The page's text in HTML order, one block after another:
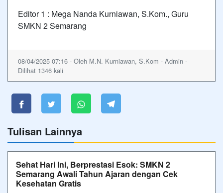
Editor 1 : Mega Nanda Kurniawan, S.Kom., Guru
SMKN 2 Semarang
08/04/2025 07:16 - Oleh M.N. Kurniawan, S.Kom - Admin -
Dilihat 1346 kali
Tulisan Lainnya
Sehat Hari Ini, Berprestasi Esok: SMKN 2
Semarang Awali Tahun Ajaran dengan Cek
Kesehatan Gratis